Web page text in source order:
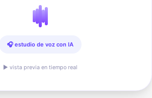
🎧 estudio de voz con IA
▶ vista previa en tiempo real